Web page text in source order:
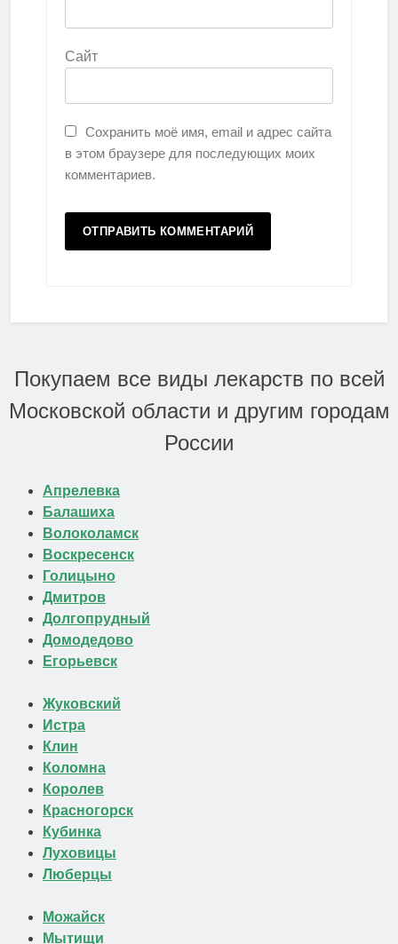
Сайт
Сохранить моё имя, email и адрес сайта
в этом браузере для последующих моих
комментариев.
Покупаем все виды лекарств по всей
Московской области и другим городам
России
Апрелевка
Балашиха
Волоколамск
Воскресенск
Голицыно
Дмитров
Долгопрудный
Домодедово
Егорьевск
Жуковский
Истра
Клин
Коломна
Королев
Красногорск
Кубинка
Луховицы
Люберцы
Можайск
Мытищи